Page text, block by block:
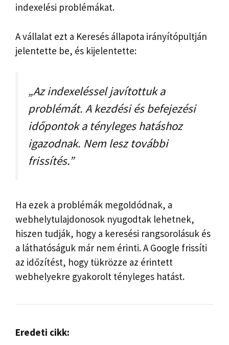
indexelési problémákat.
A vállalat ezt a Keresés állapota irányítópultján
jelentette be, és kijelentette:
„Az indexeléssel javítottuk a
problémát. A kezdési és befejezési
időpontok a tényleges hatáshoz
igazodnak. Nem lesz további
frissítés.”
Ha ezek a problémák megoldódnak, a
webhelytulajdonosok nyugodtak lehetnek,
hiszen tudják, hogy a keresési rangsorolásuk és
a láthatóságuk már nem érinti. A Google frissíti
az időzítést, hogy tükrözze az érintett
webhelyekre gyakorolt ​​tényleges hatást.
Eredeti cikk: